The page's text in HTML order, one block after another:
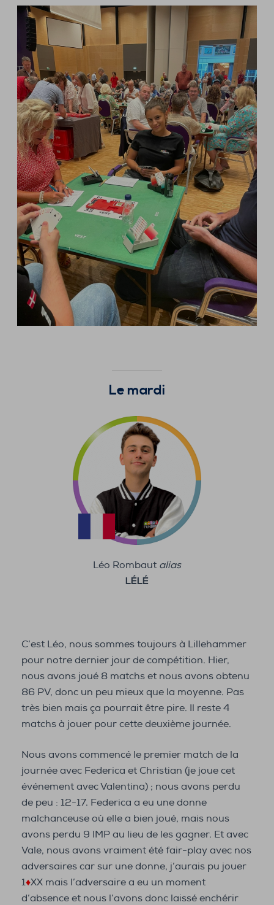
Le mardi
Léo Rombaut alias
LÉLÉ
C’est Léo, nous sommes toujours à Lillehammer
pour notre dernier jour de compétition. Hier,
nous avons joué 8 matchs et nous avons obtenu
86 PV, donc un peu mieux que la moyenne. Pas
très bien mais ça pourrait être pire. Il reste 4
matchs à jouer pour cette deuxième journée.
Nous avons commencé le premier match de la
journée avec Federica et Christian (je joue cet
événement avec Valentina) ; nous avons perdu
de peu : 12-17. Federica a eu une donne
malchanceuse où elle a bien joué, mais nous
avons perdu 9 IMP au lieu de les gagner. Et avec
Vale, nous avons vraiment été fair-play avec nos
adversaires car sur une donne, j’aurais pu jouer
1♦XX mais l’adversaire a eu un moment
d’absence et nous l’avons donc laissé enchérir